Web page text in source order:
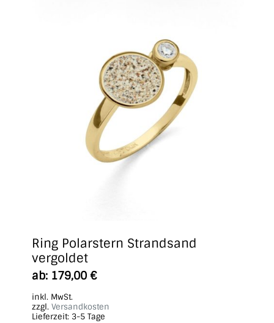
Ring Polarstern Strandsand
vergoldet
ab: 179,00 €
inkl. MwSt.
zzgl. Versandkosten
Lieferzeit: 3-5 Tage